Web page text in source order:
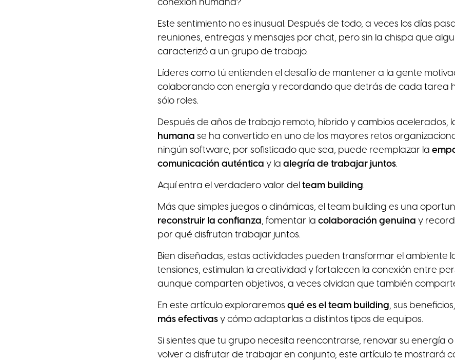
conexión humana?
Este sentimiento no es inusual. Después de todo, a veces los días
reuniones, entregas y mensajes por chat, pero sin la chispa que
caracterizó a un grupo de trabajo.
Líderes como tú entienden el desafío de mantener a la gente
colaborando con energía y recordando que detrás de cada tarea
sólo roles.
Después de años de trabajo remoto, híbrido y cambios acelerados,
humana se ha convertido en uno de los mayores retos
ningún software, por sofisticado que sea, puede reemplazar la
comunicación auténtica y la alegría de trabajar juntos.
Aquí entra el verdadero valor del team building.
Más que simples juegos o dinámicas, el team building es una
reconstruir la confianza, fomentar la colaboración genuina y
por qué disfrutan trabajar juntos.
Bien diseñadas, estas actividades pueden transformar el ambiente
tensiones, estimulan la creatividad y fortalecen la conexión entre
aunque comparten objetivos, a veces olvidan que también
En este artículo exploraremos qué es el team building, sus
más efectivas y cómo adaptarlas a distintos tipos de equipos.
Si sientes que tu grupo necesita reencontrarse, renovar su energía
volver a disfrutar de trabajar en conjunto, este artículo te mostrará